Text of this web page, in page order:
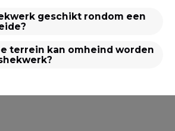
geschikt rondom een
terrein kan omheind worden